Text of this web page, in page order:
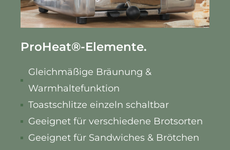
ProHeat®-Elemente.
Gleichmäßige Bräunung &
Warmhaltefunktion
Toastschlitze einzeln schaltbar
Geeignet für verschiedene Brotsorten
Geeignet für Sandwiches & Brötchen